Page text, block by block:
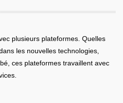
plusieurs plateformes. Quelles
les nouvelles technologies,
, ces plateformes travaillent avec